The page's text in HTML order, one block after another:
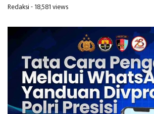
Redaksi- 18,581 views